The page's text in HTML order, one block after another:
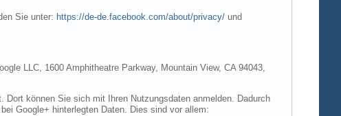
Sie unter: https://de-de.facebook.com/about/privacy/ und
LLC, 1600 Amphitheatre Parkway, Mountain View, CA 94043,
können Sie sich mit Ihren Nutzungsdaten anmelden. Dadurch
Google+ hinterlegten Daten. Dies sind vor allem: